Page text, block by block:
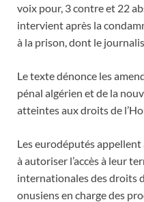
voix pour, 3 contre et 22
intervient après la
à la prison, dont le
Le texte dénonce les
pénal algérien et de la
atteintes aux droits de
Les eurodéputés
à autoriser l’accès à leur
internationales des droits
onusiens en charge des